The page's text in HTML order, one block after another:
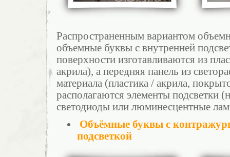
Распространенным вариантом
объемные буквы с внутренней
поверхности изготавливаются из
акрила), а передняя панель из
материала (пластика / акрила,
располагаются элементы подсветки
светодиоды или люминесцентные
Объёмные буквы с
подсветкой